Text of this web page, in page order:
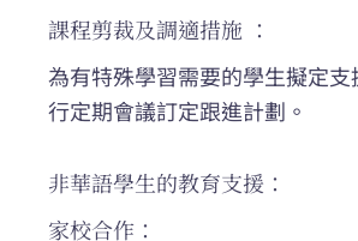
課程剪裁及調適措施 ：
為有特殊學習需要的學生擬定
行定期會議訂定跟進計劃。
非華語學生的教育支援：
家校合作：